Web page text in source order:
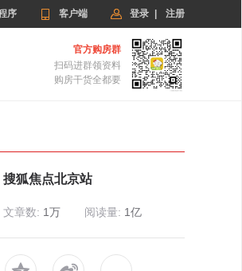
序  客户端  登录 注册
官方购房群
扫码进群领资料
购房干货全都要
搜狐焦点北京站
文章数: 1万 阅读量: 1亿